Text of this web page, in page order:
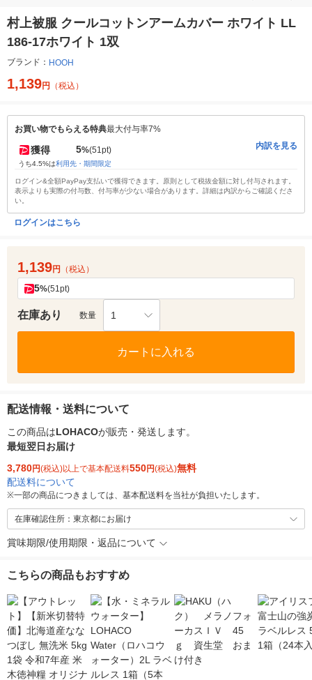
村上被服 クールコットンアームカバー ホワイト LL
186-17ホワイト 1双
ブランド： HOOH
1,139円 （税込）
お買い物でもらえる特典最大付与率7%
獲得 5%(51pt)
うち4.5%は利用先・期間限定
内訳を見る
ログイン&全額PayPay支払いで獲得できます。原則として税抜金額に対し付与されます。
表示よりも実際の付与数、付与率が少ない場合があります。詳細は内訳からご確認くださ
い。
ログインはこちら
1,139円 （税込）
5%(51pt)
在庫あり 数量 1
カートに入れる
配送情報・送料について
この商品はLOHACOが販売・発送します。
最短翌日お届け
3,780円(税込)以上で基本配送料550円(税込)無料
配送料について
※一部の商品につきましては、基本配送料を当社が負担いたします。
在庫確認住所：東京都にお届け
賞味期限/使用期限・返品について
こちらの商品もおすすめ